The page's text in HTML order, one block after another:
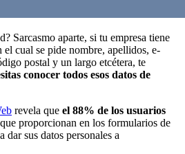
Sarcasmo aparte, si tu empresa tiene
cual se pide nombre, apellidos, e-
postal y un largo etcétera, te
conocer todos esos datos de
revela que el 88% de los usuarios
proporcionan en los formularios de
dar sus datos personales a